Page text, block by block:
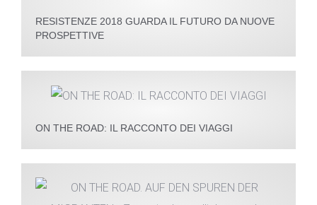
RESISTENZE 2018 GUARDA IL FUTURO DA NUOVE
PROSPETTIVE
ON THE ROAD: IL RACCONTO DEI VIAGGI